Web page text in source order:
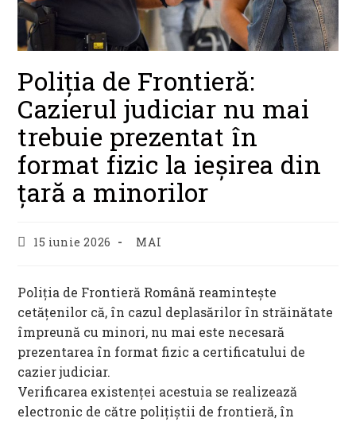
Poliția de Frontieră:
Cazierul judiciar nu mai
trebuie prezentat în
format fizic la ieșirea din
țară a minorilor
Post15 iunie 2026
Post
MAI
Poliția de Frontieră Română reamintește
cetățenilor că, în cazul deplasărilor în străinătate
împreună cu minori, nu mai este necesară
prezentarea în format fizic a certificatului de
cazier judiciar.
Verificarea existenței acestuia se realizează
electronic de către polițiștii de frontieră, în